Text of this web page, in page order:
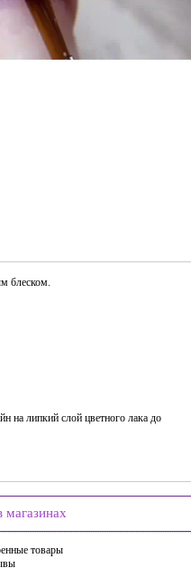
блеском.
на липкий слой цветного лака до
магазинах
товары